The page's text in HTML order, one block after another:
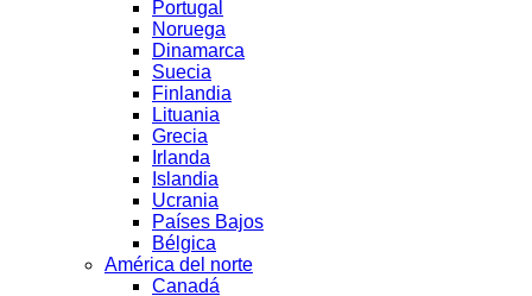
Portugal
Noruega
Dinamarca
Suecia
Finlandia
Lituania
Grecia
Irlanda
Islandia
Ucrania
Países Bajos
Bélgica
América del norte
Canadá